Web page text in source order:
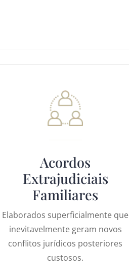
Acordos
Extrajudiciais
Familiares
Elaborados superficialmente que
inevitavelmente geram novos
conflitos jurídicos posteriores
custosos.